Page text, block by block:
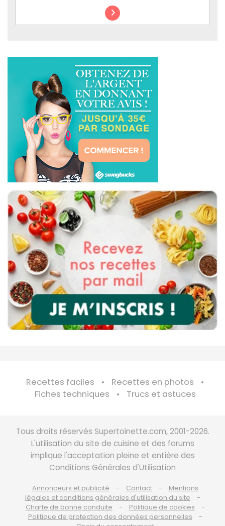
Recettes faciles
Recettes en photos
Fiches techniques
Trucs et astuces
Tous droits réservés Supertoinette.com, 2001-2026.
L'utilisation du site de cuisine et des forums
implique l'acceptation pleine et entière des
Conditions Générales d'Utilisation
Annonceurs et publicité Contact
Mentions
légales et conditions générales d'utilisation du site
Charte de bonne conduite
Politique de cookies
Politique de protection des données personnelles